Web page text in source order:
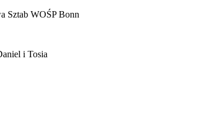
Sztab WOŚP Bonn
i Tosia